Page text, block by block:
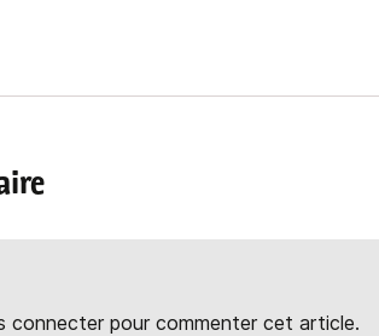
connecter pour commenter cet article.